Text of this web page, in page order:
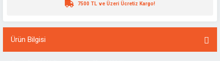
7500 TL ve Üzeri Ücretiz Kargo!
Ürün Bilgisi